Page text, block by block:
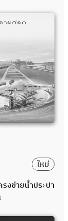
ใหม่
งข่ายน้ำประปา